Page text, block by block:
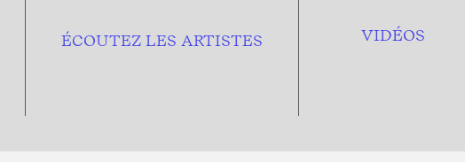
ÉCOUTEZ LES ARTISTES VIDÉOS